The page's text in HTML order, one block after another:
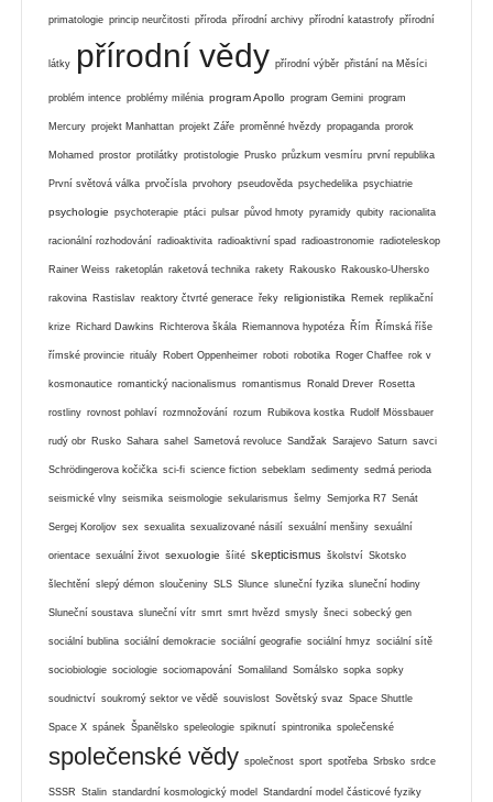
primatologie princip neurčitosti příroda přírodní archivy přírodní katastrofy přírodní
látky přírodní vědy přírodní výběr přistání na Měsíci
problém intence problémy milénia program Apollo program Gemini program
Mercury projekt Manhattan projekt Záře proměnné hvězdy propaganda prorok
Mohamed prostor protilátky protistologie Prusko průzkum vesmíru první republika
První světová válka prvočísla prvohory pseudověda psychedelika psychiatrie
psychologie psychoterapie ptáci pulsar původ hmoty pyramidy qubity racionalita
racionální rozhodování radioaktivita radioaktivní spad radioastronomie radioteleskop
Rainer Weiss raketoplán raketová technika rakety Rakousko Rakousko-Uhersko
rakovina Rastislav reaktory čtvrté generace řeky religionistika Remek replikační
krize Richard Dawkins Richterova škála Riemannova hypotéza Řím Římská říše
římské provincie rituály Robert Oppenheimer roboti robotika Roger Chaffee rok v
kosmonautice romantický nacionalismus romantismus Ronald Drever Rosetta
rostliny rovnost pohlaví rozmnožování rozum Rubikova kostka Rudolf Mössbauer
rudý obr Rusko Sahara sahel Sametová revoluce Sandžak Sarajevo Saturn savci
Schrödingerova kočička sci-fi science fiction sebeklam sedimenty sedmá perioda
seismické vlny seismika seismologie sekularismus šelmy Semjorka R7 Senát
Sergej Koroljov sex sexualita sexualizované násilí sexuální menšiny sexuální
orientace sexuální život sexuologie šíité skepticismus školství Skotsko
šlechtění slepý démon sloučeniny SLS Slunce sluneční fyzika sluneční hodiny
Sluneční soustava sluneční vítr smrt smrt hvězd smysly šneci sobecký gen
sociální bublina sociální demokracie sociální geografie sociální hmyz sociální sítě
sociobiologie sociologie sociomapování Somaliland Somálsko sopka sopky
soudnictví soukromý sektor ve vědě souvislost Sovětský svaz Space Shuttle
Space X spánek Španělsko speleologie spiknutí spintronika společenské
společenské vědy společnost sport spotřeba Srbsko srdce
SSSR Stalin standardní kosmologický model Standardní model částicové fyziky